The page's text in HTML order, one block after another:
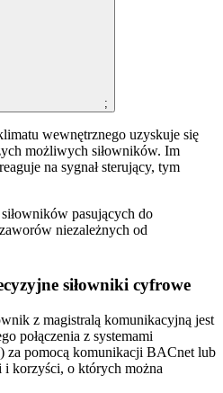
;
wewnętrznego uzyskuje się
możliwych siłowników. Im
na sygnał sterujący, tym
pasujących do
niezależnych od
siłowniki cyfrowe
z magistralą komunikacyjną jest
połączenia z systemami
za pomocą komunikacji BACnet lub
korzyści, o których można